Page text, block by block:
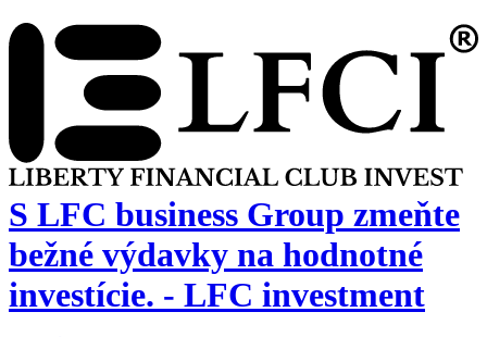
S LFC business Group zmeňte
bežné výdavky na hodnotné
investície. - LFC investment